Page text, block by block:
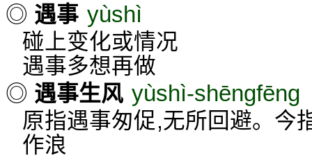
◎ 遇事 yùshì
碰上变化或情况
遇事多想再做
◎ 遇事生风 yùshì-shēngfēng
原指遇事匆促,无所回避。今
作浪